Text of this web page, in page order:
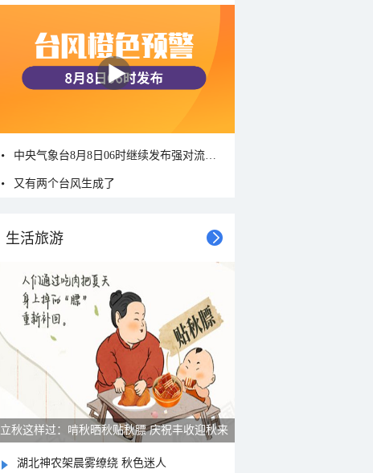
中央气象台8月8日06时继续发布强对流天气蓝色预警
又有两个台风生成了
生活旅游
立秋这样过：啃秋晒秋贴秋膘 庆祝丰收迎秋来
湖北神农架晨雾缭绕 秋色迷人